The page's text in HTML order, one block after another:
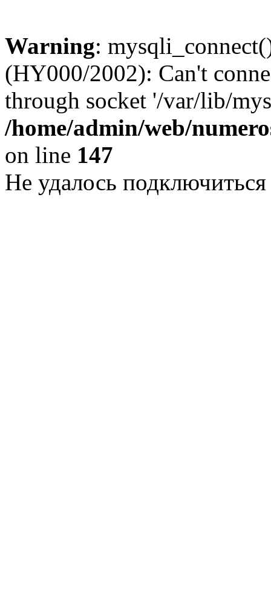
Warning:
(HY000/2002): Can't
through socket '/var/lib/
/home/admin/web/
on line 147
Не удалось